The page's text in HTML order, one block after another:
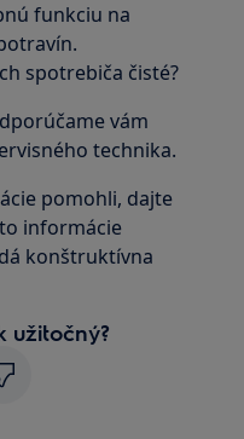
funkciu na
spotrebiča čisté?
vám
technika.
pomohli, dajte
informácie
konštruktívna
užitočný?